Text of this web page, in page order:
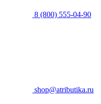
8 (800) 555-04-90
shop@atributika.ru